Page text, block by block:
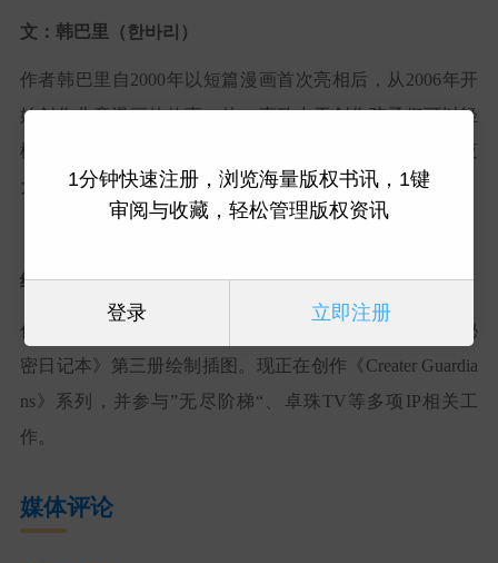
文：韩巴里（한바리）
作者韩巴里自2000年以短篇漫画首次亮相后，从2006年开
始创作儿童漫画的故事。他一直致力于创作孩子们可以轻
松愉快地阅读的故事。他的代表作包括《普通兄妹的冬夜
大骚动》《欢笑》和《昆虫侦探郑布林》系列等。、
绘：赛伊（세이）
代表作有《神秘公寓逃脱生存站》系列，并为《铃铛TV秘
密日记本》第三册绘制插图。现正在创作《Creater Guardia
ns》系列，并参与”无尽阶梯“、卓珠TV等多项IP相关工
作。
媒体评论
1分钟快速注册，浏览海量版权书讯，1键
审阅与收藏，轻松管理版权资讯
登录 立即注册